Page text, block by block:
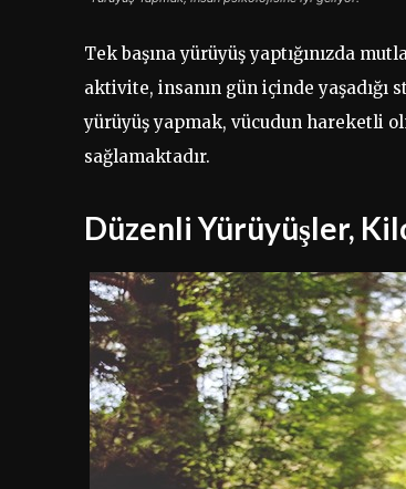
Tek başına yürüyüş yaptığınızda
aktivite, insanın gün içinde yaşadığı
yürüyüş yapmak, vücudun hareketli
sağlamaktadır.
Düzenli Yürüyüşler,